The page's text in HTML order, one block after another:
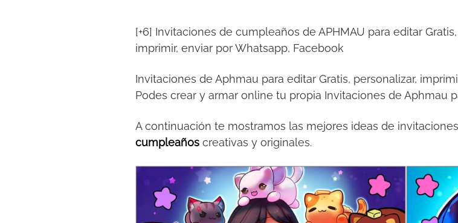
[+6] Invitaciones de cumpleaños de APHMAU para editar
imprimir, enviar por Whatsapp, Facebook
Invitaciones de Aphmau para editar Gratis, personalizar,
Podes crear y armar online tu propia Invitaciones de Aphmau
A continuación te mostramos las mejores ideas de
cumpleaños creativas y originales.